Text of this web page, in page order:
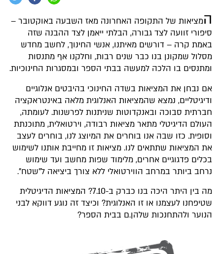
המציאות של התקופה האחרונה מאז השבעה באוקטובר –
סיפורי זוועה לצד גבורה, הבלתי ייאמן לצד ההבנה שזה
באמת קרה – דורשים מאיתנו, אנשי החינוך, לחשב מחדש
מסלול שמקונן בנו כבר שנים רבות, וחלקנו אף מתנסות
ומתנסים בו הלכה למעשה בבתי הספר ובמסגרות החינוכיות.
אם נבחן את המציאות בשדה החינוכי בהיבטים אנלוגיים
ודיגיטליים, נמצא שהמציאות האנלוגית מלאה באינטראקציה
חברתית סבוכה ובאנקדוטות שניתנות לפרשנות. לעומתה,
העולם הדיגיטלי מתאר מציאות רבודה, וירטואלית, מתוכנתת
וסופית. כזו שבה אנו בוחרים את המיוצג לנו, בוחרים לעצב
את המציאות שתתאים לנו. מציאות זו מחייבת אותנו לשימוש
בכלים פדגוגיים אחרים, מלימוד שפות מחשב ועד שימוש
נרחב ביותר במרחב הווירטואלי ללא צורך ביציאה ל"שטח".
מה בין היתר היכה בנו כברק ב-7.10? המציאות הדיגיטלית
שטיפחנו לעצמנו או זו האנלוגית? וכיצד זה נוגע דווקא לבני
הנוער ולהתחנכות שלהן.ם בבית הספר?